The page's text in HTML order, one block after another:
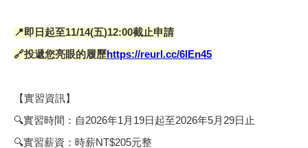
📍即日起至11/14(五)12:00截止申請
🔗投遞您亮眼的履歷https://reurl.cc/6lEn45
【實習資訊】
🔍實習時間：自2026年1月19日起至2026年5月29日止
🔍實習薪資：時薪NT$205元整